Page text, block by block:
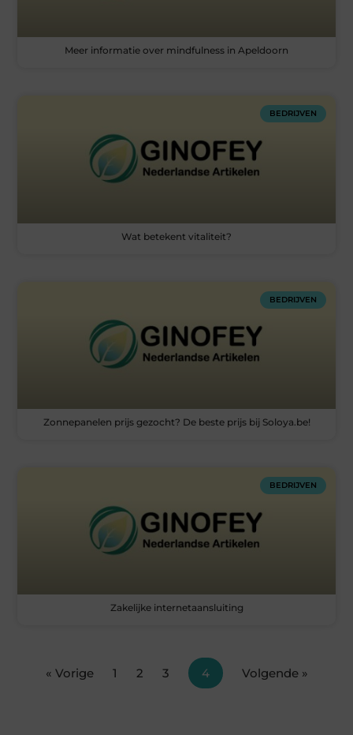
Meer informatie over mindfulness in Apeldoorn
BEDRIJVEN
Wat betekent vitaliteit?
BEDRIJVEN
Zonnepanelen prijs gezocht? De beste prijs bij Soloya.be!
BEDRIJVEN
Zakelijke internetaansluiting
« Vorige 1 2 3 4 Volgende »